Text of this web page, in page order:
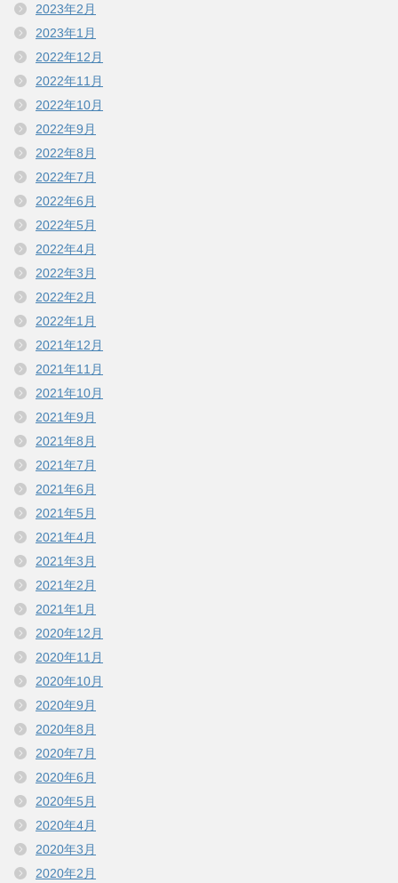
2023年2月
2023年1月
2022年12月
2022年11月
2022年10月
2022年9月
2022年8月
2022年7月
2022年6月
2022年5月
2022年4月
2022年3月
2022年2月
2022年1月
2021年12月
2021年11月
2021年10月
2021年9月
2021年8月
2021年7月
2021年6月
2021年5月
2021年4月
2021年3月
2021年2月
2021年1月
2020年12月
2020年11月
2020年10月
2020年9月
2020年8月
2020年7月
2020年6月
2020年5月
2020年4月
2020年3月
2020年2月